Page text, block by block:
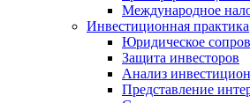
Международное
Инвестиционная практика
Юридическое
Защита инвесторов
Анализ
Представление